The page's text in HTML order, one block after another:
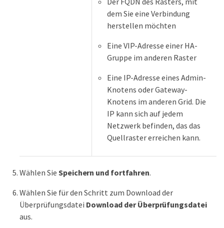
dem Sie eine Verbindung
herstellen möchten
Eine VIP-Adresse einer HA-
Gruppe im anderen Raster
Eine IP-Adresse eines Admin-
Knotens oder Gateway-
Knotens im anderen Grid. Die
IP kann sich auf jedem
Netzwerk befinden, das das
Quellraster erreichen kann.
Wählen Sie Speichern und fortfahren.
Wählen Sie für den Schritt zum Download der
Überprüfungsdatei Download der Überprüfungsdatei
aus.